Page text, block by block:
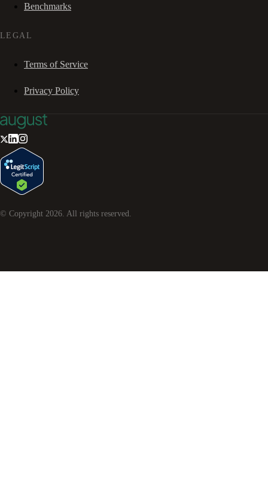
Benchmarks
LEGAL
Terms of Service
Privacy Policy
© Copyright 2026 . All rights reserved.